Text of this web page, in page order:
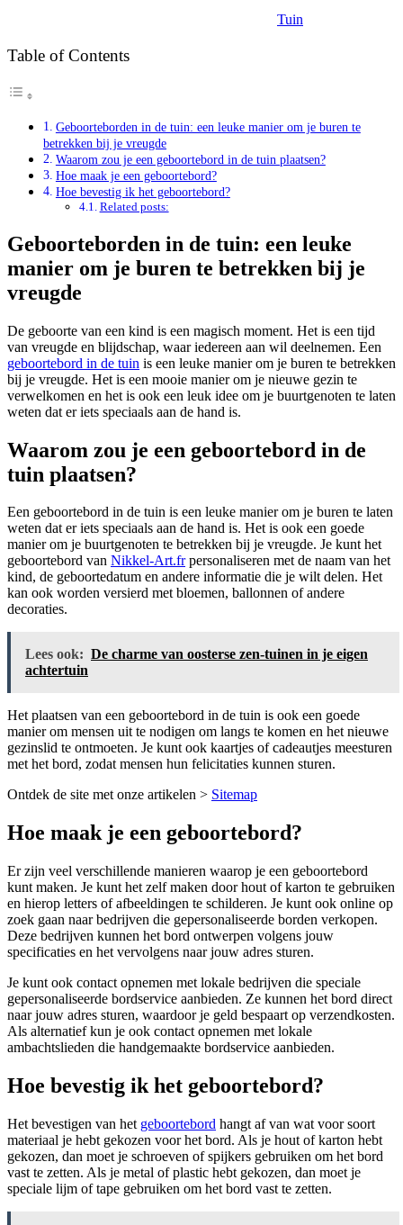
Tuin
Table of Contents
Geboorteborden in de tuin: een leuke manier om je buren te
betrekken bij je vreugde
Waarom zou je een geboortebord in de tuin plaatsen?
Hoe maak je een geboortebord?
Hoe bevestig ik het geboortebord?
Related posts:
Geboorteborden in de tuin: een leuke
manier om je buren te betrekken bij je
vreugde
De geboorte van een kind is een magisch moment. Het is een tijd
van vreugde en blijdschap, waar iedereen aan wil deelnemen. Een
geboortebord in de tuin is een leuke manier om je buren te betrekken
bij je vreugde. Het is een mooie manier om je nieuwe gezin te
verwelkomen en het is ook een leuk idee om je buurtgenoten te laten
weten dat er iets speciaals aan de hand is.
Waarom zou je een geboortebord in de
tuin plaatsen?
Een geboortebord in de tuin is een leuke manier om je buren te laten
weten dat er iets speciaals aan de hand is. Het is ook een goede
manier om je buurtgenoten te betrekken bij je vreugde. Je kunt het
geboortebord van Nikkel-Art.frpersonaliseren met de naam van het
kind, de geboortedatum en andere informatie die je wilt delen. Het
kan ook worden versierd met bloemen, ballonnen of andere
decoraties.
Lees ook: De charme van oosterse zen-tuinen in je eigen
achtertuin
Het plaatsen van een geboortebord in de tuin is ook een goede
manier om mensen uit te nodigen om langs te komen en het nieuwe
gezinslid te ontmoeten. Je kunt ook kaartjes of cadeautjes meesturen
met het bord, zodat mensen hun felicitaties kunnen sturen.
Ontdek de site met onze artikelen > Sitemap
Hoe maak je een geboortebord?
Er zijn veel verschillende manieren waarop je een geboortebord
kunt maken. Je kunt het zelf maken door hout of karton te gebruiken
en hierop letters of afbeeldingen te schilderen. Je kunt ook online op
zoek gaan naar bedrijven die gepersonaliseerde borden verkopen.
Deze bedrijven kunnen het bord ontwerpen volgens jouw
specificaties en het vervolgens naar jouw adres sturen.
Je kunt ook contact opnemen met lokale bedrijven die speciale
gepersonaliseerde bordservice aanbieden. Ze kunnen het bord direct
naar jouw adres sturen, waardoor je geld bespaart op verzendkosten.
Als alternatief kun je ook contact opnemen met lokale
ambachtslieden die handgemaakte bordservice aanbieden.
Hoe bevestig ik het geboortebord?
Het bevestigen van het geboortebord hangt af van wat voor soort
materiaal je hebt gekozen voor het bord. Als je hout of karton hebt
gekozen, dan moet je schroeven of spijkers gebruiken om het bord
vast te zetten. Als je metal of plastic hebt gekozen, dan moet je
speciale lijm of tape gebruiken om het bord vast te zetten.